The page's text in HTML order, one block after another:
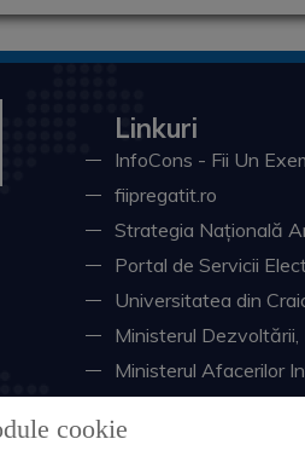
Linkuri
InfoCons - Fii Un
fiipregatit.ro
Strategia Națională
Portal de Servicii
Universitatea din
Ministerul
Ministerul Afacerilor
Consiliul Judeţean Dolj
cookie